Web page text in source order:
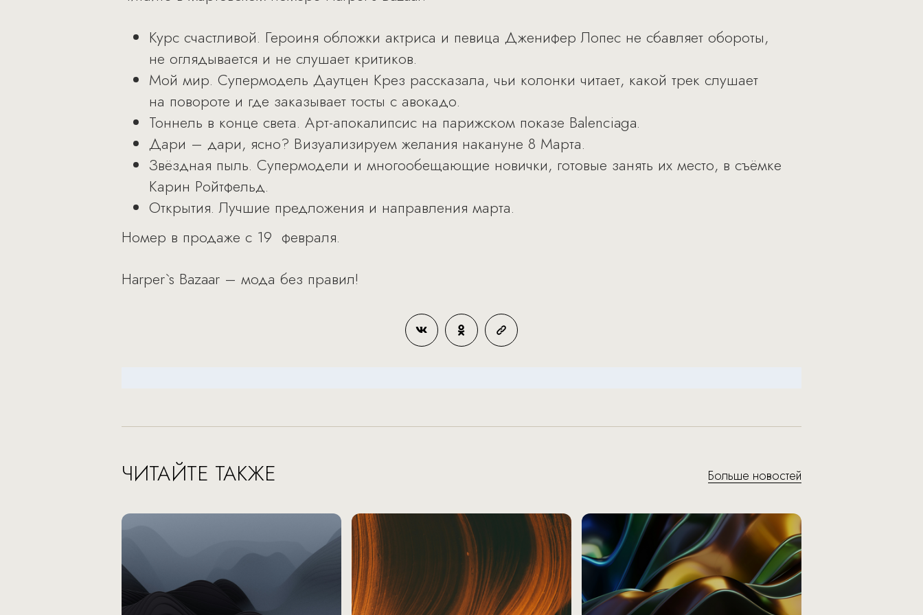
Курс счастливой. Героиня обложки актриса и певица Дженифер Лопес не сбавляет обороты,
не оглядывается и не слушает критиков.
Мой мир. Супермодель Даутцен Крез рассказала, чьи колонки читает, какой трек слушает
на повороте и где заказывает тосты с авокадо.
Тоннель в конце света. Арт-апокалипсис на парижском показе Balenciaga.
Дари – дари, ясно? Визуализируем желания накануне 8 Марта.
Звёздная пыль. Супермодели и многообещающие новички, готовые занять их место, в съёмке
Карин Ройтфельд.
Открытия. Лучшие предложения и направления марта.
Номер в продаже с 19 февраля.
Harper`s Bazaar – мода без правил!
ЧИТАЙТЕ ТАКЖЕ Больше новостей